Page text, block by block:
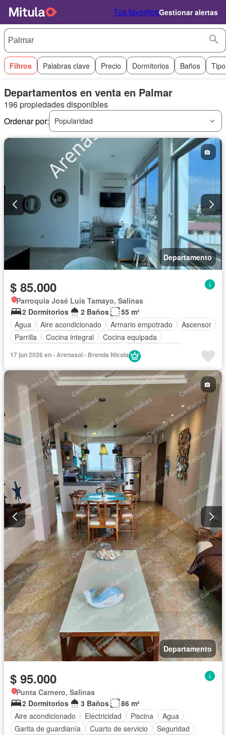
Tus favoritosGestionar alertas
Filtros Palabras clave Precio Dormitorios Baños
Departamentos en venta en Palmar
196 propiedades disponibles
Ordenar por:
Popularidad
Departamento
$ 85.000
Parroquia José Luis Tamayo, Salinas
2 Dormitorios
2 Baños
55 m²
Agua
Aire acondicionado Armario empotrado
Ascensor
Parrilla
Cocina integral
Cocina equipada
Estacionamiento
Garita de guardianía
Jardín
Seguridad Vista panorámica Wifi
17 jun 2026 en - Arenasol - Brenda Nicola
Departamento
$ 95.000
Punta Carnero, Salinas
2 Dormitorios
3 Baños
86 m²
Aire acondicionado
Electricidad Piscina
Agua
Garita de guardianía
Cuarto de servicio
Seguridad